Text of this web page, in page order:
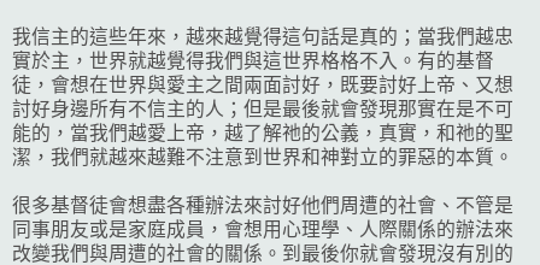
我信主的這些年來，越來越覺得這句話是真的；當我們越忠
實於主，世界就越覺得我們與這世界格格不入。有的基督
徒，會想在世界與愛主之間兩面討好，既要討好上帝、又想
討好身邊所有不信主的人；但是最後就會發現那實在是不可
能的，當我們越愛上帝，越了解祂的公義，真實，和祂的聖
潔，我們就越來越難不注意到世界和神對立的罪惡的本質。
很多基督徒會想盡各種辦法來討好他們周遭的社會、不管是
同事朋友或是家庭成員，會想用心理學、人際關係的辦法來
改變我們與周遭的社會的關係。到最後你就會發現沒有別的